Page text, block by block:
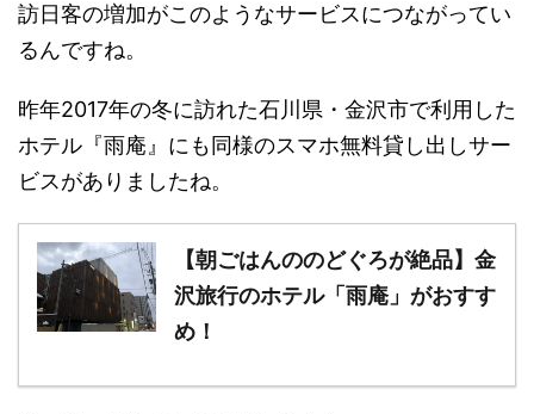
訪日客の増加がこのようなサービスにつながってい
るんですね。
昨年2017年の冬に訪れた石川県・金沢市で利用した
ホテル『雨庵』にも同様のスマホ無料貸し出しサー
ビスがありましたね。
【朝ごはんののどぐろが絶品】金
沢旅行のホテル「雨庵」がおすす
め！